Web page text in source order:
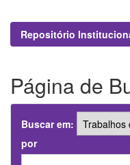
Repositório
Página de
Buscar em:
por